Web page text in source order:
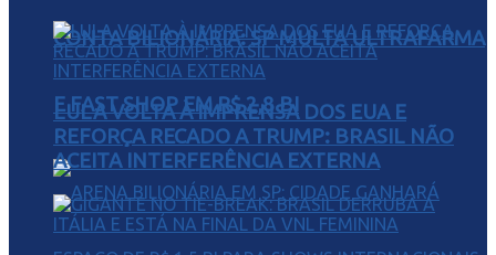
CONTA BILIONÁRIA: SP MULTA ULTRAFARMA
E FAST SHOP EM R$ 2,8 BI
LULA VOLTA À IMPRENSA DOS EUA E
REFORÇA RECADO A TRUMP: BRASIL NÃO
ACEITA INTERFERÊNCIA EXTERNA